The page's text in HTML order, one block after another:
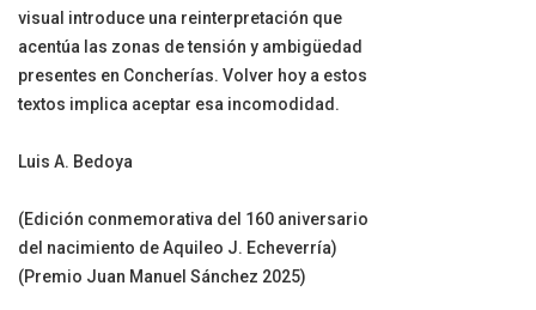
visual introduce una reinterpretación que
acentúa las zonas de tensión y ambigüedad
presentes en Concherías. Volver hoy a estos
textos implica aceptar esa incomodidad.
Luis A. Bedoya
(Edición conmemorativa del 160 aniversario
del nacimiento de Aquileo J. Echeverría)
(Premio Juan Manuel Sánchez 2025)